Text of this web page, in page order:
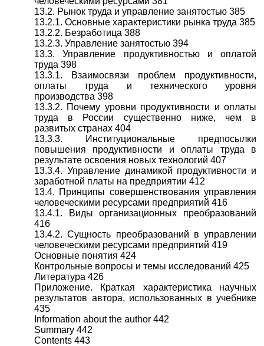
13.2. Рынок труда и управление занятостью 385
13.2.1. Основные характеристики рынка труда 385
13.2.2. Безработица 388
13.2.3. Управление занятостью 394
13.3. Управление продуктивностью и оплатой
труда 398
13.3.1. Взаимосвязи проблем продуктивности,
оплаты труда и технического уровня
производства 398
13.3.2. Почему уровни продуктивности и оплаты
труда в России существенно ниже, чем в
развитых странах 404
13.3.3. Институциональные предпосылки
повышения продуктивности и оплаты труда в
результате освоения новых технологий 407
13.3.4. Управление динамикой продуктивности и
заработной платы на предприятии 412
13.4. Принципы совершенствования управления
человеческими ресурсами предприятий 416
13.4.1. Виды организационных преобразований
416
13.4.2. Сущность преобразований в управлении
человеческими ресурсами предприятий 419
Основные понятия 424
Контрольные вопросы и темы исследований 425
Литература 426
Приложение. Краткая характеристика научных
результатов автора, использованных в учебнике
435
Information about the author 442
Summary 442
Contents 443